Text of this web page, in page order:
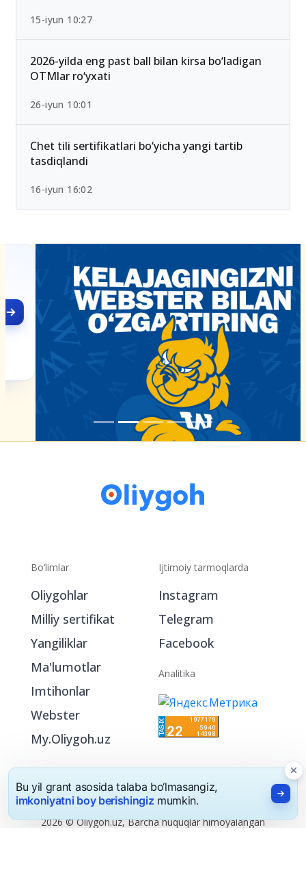
15-iyun 10:27
2026-yilda eng past ball bilan kirsa bo‘ladigan
OTMlar ro‘yxati
26-iyun 10:01
Chet tili sertifikatlari bo‘yicha yangi tartib
tasdiqlandi
16-iyun 16:02
Bo‘limlar
Oliygohlar
Milliy sertifikat
Yangiliklar
Ma'lumotlar
Imtihonlar
Webster
My.Oliygoh.uz
Ijtimoiy tarmoqlarda
Instagram
Telegram
Facebook
Analitika
2026 © Oliygoh.uz, Barcha huquqlar himoyalangan
Bu yil grant asosida talaba bo‘lmasangiz,
imkoniyatni boy berishingiz mumkin.